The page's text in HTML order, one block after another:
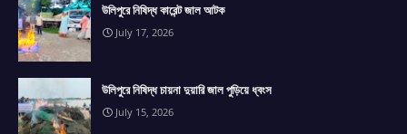
উলিপুরে নিষিদ্ধ কারেন্ট জাল আটক
July 17, 2026
উলিপুরে নিষিদ্ধ চায়না দুয়ারি জাল পুড়িয়ে ধ্বংস
July 15, 2026